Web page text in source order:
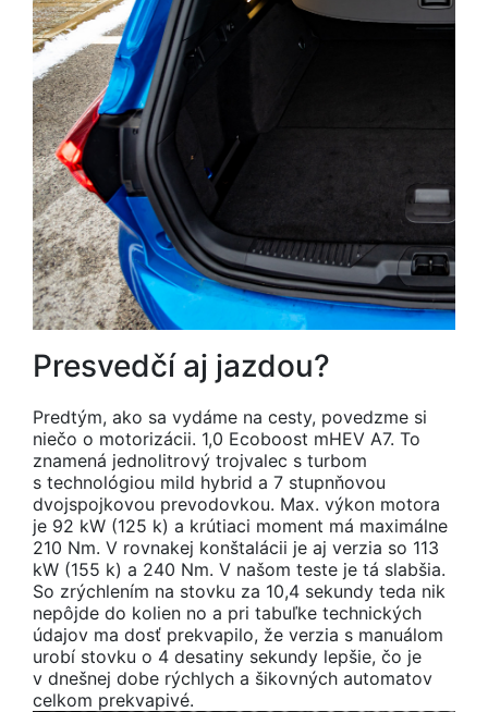
Presvedčí aj jazdou?
Predtým, ako sa vydáme na cesty, povedzme si
niečo o motorizácii. 1,0 Ecoboost mHEV A7. To
znamená jednolitrový trojvalec s turbom
s technológiou mild hybrid a 7 stupnňovou
dvojspojkovou prevodovkou. Max. výkon motora
je 92 kW (125 k) a krútiaci moment má maximálne
210 Nm. V rovnakej konštalácii je aj verzia so 113
kW (155 k) a 240 Nm. V našom teste je tá slabšia.
So zrýchlením na stovku za 10,4 sekundy teda nik
nepôjde do kolien no a pri tabuľke technických
údajov ma dosť prekvapilo, že verzia s manuálom
urobí stovku o 4 desatiny sekundy lepšie, čo je
v dnešnej dobe rýchlych a šikovných automatov
celkom prekvapivé.